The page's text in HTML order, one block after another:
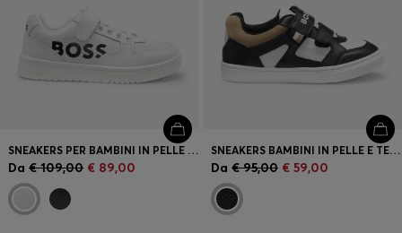
SNEAKERS PER BAMBINI IN PELLE E TESSUTO
Da € 109,00 € 89,00
SNEAKERS BAMBINI IN PELLE E TELA
Da € 95,00 € 59,00